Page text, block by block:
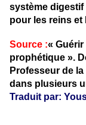
système digestif
pour les reins et
Source :«
prophétique ».
Professeur de
dans plusieurs
Traduit par: